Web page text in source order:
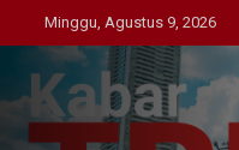
to
content
Minggu, Agustus 9, 2026